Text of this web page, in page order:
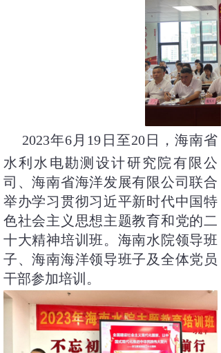
2023年6月19日至20日，海南省
水利水电勘测设计研究院有限公
司、海南省海洋发展有限公司联合
举办学习贯彻习近平新时代中国特
色社会主义思想主题教育和党的二
十大精神培训班。海南水院领导班
子、海南海洋领导班子及全体党员
干部参加培训。